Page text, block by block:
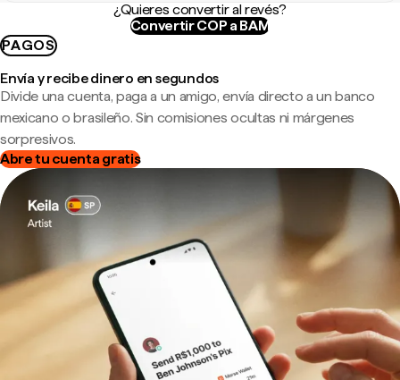
¿Quieres convertir al revés?
Convertir COP a BAM
PAGOS
Envía y recibe dinero en segundos
Divide una cuenta, paga a un amigo, envía directo a un banco
mexicano o brasileño. Sin comisiones ocultas ni márgenes
sorpresivos.
Abre tu cuenta gratis